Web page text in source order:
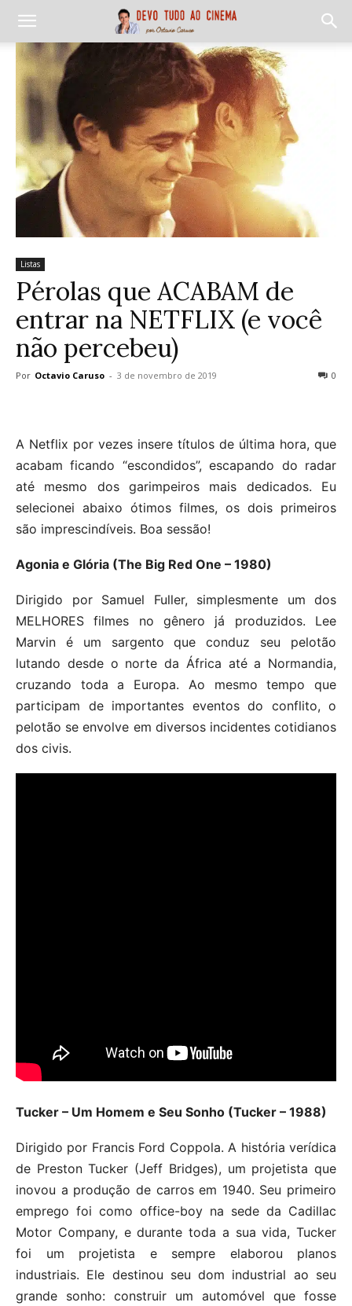
Listas
Pérolas que ACABAM de
entrar na NETFLIX (e você
não percebeu)
Por Octavio Caruso - 3 de novembro de 2019 0
A Netflix por vezes insere títulos de última hora, que
acabam ficando “escondidos”, escapando do radar
até mesmo dos garimpeiros mais dedicados. Eu
selecionei abaixo ótimos filmes, os dois primeiros
são imprescindíveis. Boa sessão!
Agonia e Glória (The Big Red One – 1980)
Dirigido por Samuel Fuller, simplesmente um dos
MELHORES filmes no gênero já produzidos. Lee
Marvin é um sargento que conduz seu pelotão
lutando desde o norte da África até a Normandia,
cruzando toda a Europa. Ao mesmo tempo que
participam de importantes eventos do conflito, o
pelotão se envolve em diversos incidentes cotidianos
dos civis.
Tucker – Um Homem e Seu Sonho (Tucker – 1988)
Dirigido por Francis Ford Coppola. A história verídica
de Preston Tucker (Jeff Bridges), um projetista que
inovou a produção de carros em 1940. Seu primeiro
emprego foi como office-boy na sede da Cadillac
Motor Company, e durante toda a sua vida, Tucker
foi um projetista e sempre elaborou planos
industriais. Ele destinou seu dom industrial ao seu
grande sonho: construir um automóvel que fosse